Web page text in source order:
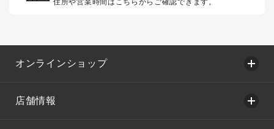
オンラインショップ
店舗情報